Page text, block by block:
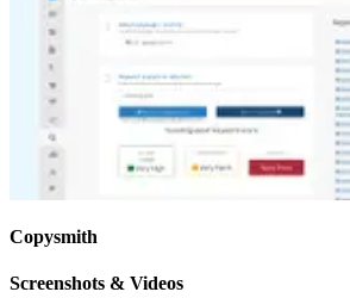
Copysmith
Screenshots & Videos